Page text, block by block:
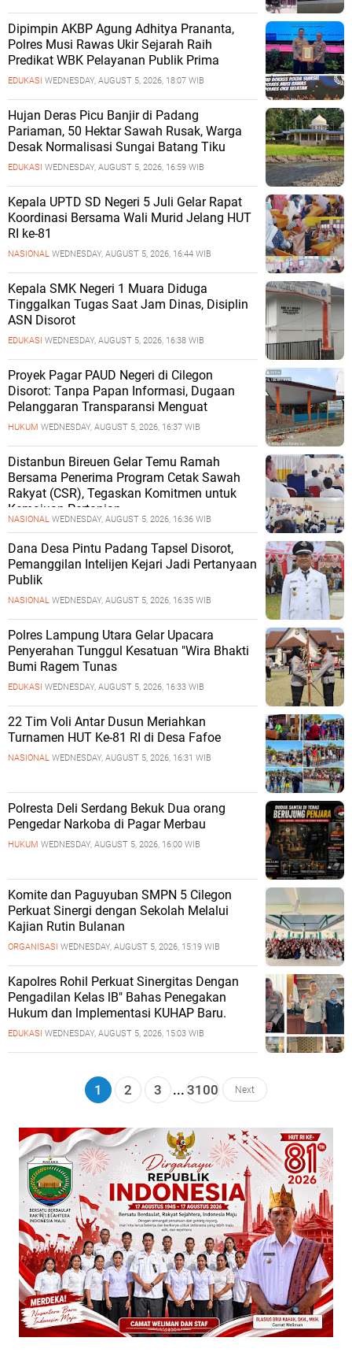
Dipimpin AKBP Agung Adhitya Prananta,
Polres Musi Rawas Ukir Sejarah Raih
Predikat WBK Pelayanan Publik Prima
EDUKASI WEDNESDAY, AUGUST 5, 2026, 18:07 WIB
Hujan Deras Picu Banjir di Padang
Pariaman, 50 Hektar Sawah Rusak, Warga
Desak Normalisasi Sungai Batang Tiku
EDUKASI WEDNESDAY, AUGUST 5, 2026, 16:59 WIB
Kepala UPTD SD Negeri 5 Juli Gelar Rapat
Koordinasi Bersama Wali Murid Jelang HUT
RI ke-81
NASIONAL WEDNESDAY, AUGUST 5, 2026, 16:44 WIB
Kepala SMK Negeri 1 Muara Diduga
Tinggalkan Tugas Saat Jam Dinas, Disiplin
ASN Disorot
EDUKASI WEDNESDAY, AUGUST 5, 2026, 16:38 WIB
Proyek Pagar PAUD Negeri di Cilegon
Disorot: Tanpa Papan Informasi, Dugaan
Pelanggaran Transparansi Menguat
HUKUM WEDNESDAY, AUGUST 5, 2026, 16:37 WIB
Distanbun Bireuen Gelar Temu Ramah
Bersama Penerima Program Cetak Sawah
Rakyat (CSR), Tegaskan Komitmen untuk
Kemajuan Pertanian
NASIONAL WEDNESDAY, AUGUST 5, 2026, 16:36 WIB
Dana Desa Pintu Padang Tapsel Disorot,
Pemanggilan Intelijen Kejari Jadi Pertanyaan
Publik
NASIONAL WEDNESDAY, AUGUST 5, 2026, 16:35 WIB
Polres Lampung Utara Gelar Upacara
Penyerahan Tunggul Kesatuan "Wira Bhakti
Bumi Ragem Tunas
EDUKASI WEDNESDAY, AUGUST 5, 2026, 16:33 WIB
22 Tim Voli Antar Dusun Meriahkan
Turnamen HUT Ke-81 RI di Desa Fafoe
NASIONAL WEDNESDAY, AUGUST 5, 2026, 16:31 WIB
Polresta Deli Serdang Bekuk Dua orang
Pengedar Narkoba di Pagar Merbau
HUKUM WEDNESDAY, AUGUST 5, 2026, 16:00 WIB
Komite dan Paguyuban SMPN 5 Cilegon
Perkuat Sinergi dengan Sekolah Melalui
Kajian Rutin Bulanan
ORGANISASI WEDNESDAY, AUGUST 5, 2026, 15:19 WIB
Kapolres Rohil Perkuat Sinergitas Dengan
Pengadilan Kelas lB" Bahas Penegakan
Hukum dan lmplementasi KUHAP Baru.
EDUKASI WEDNESDAY, AUGUST 5, 2026, 15:03 WIB
1 2 3 ... 3100 Next